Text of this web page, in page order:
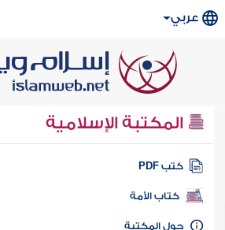
عربي
المكتبة الإسلامية
كتب PDF
كتاب الأمة